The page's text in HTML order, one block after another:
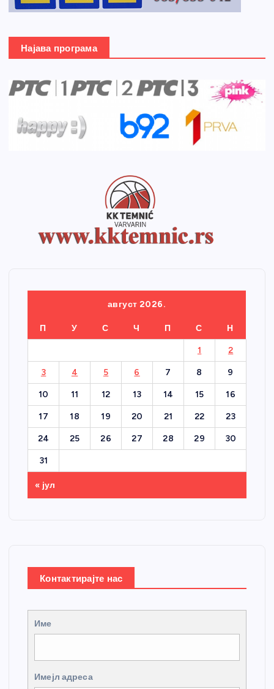
Најава програма
август 2026.
П У С Ч П С Н
1 2
3 4 5 6 7 8 9
10 11 12 13 14 15 16
17 18 19 20 21 22 23
24 25 26 27 28 29 30
31
« јул
Контактирајте нас
Име
Имејл адреса